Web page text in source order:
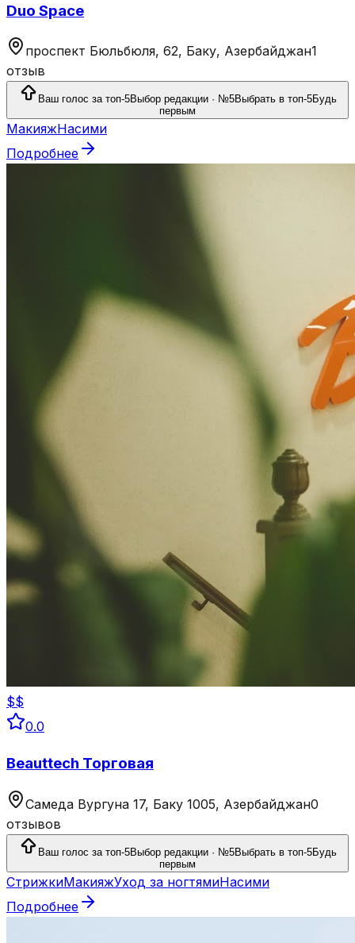
Duo Space
проспект Бюльбюля, 62, Баку, Азербайджан1
отзыв
Ваш голос за топ-5Выбор редакции · №5Выбрать в топ-5Будь
первым
МакияжНасими
Подробнее
$$
0.0
Beauttech Торговая
Самеда Вургуна 17, Баку 1005, Азербайджан0
отзывов
Ваш голос за топ-5Выбор редакции · №5Выбрать в топ-5Будь
первым
СтрижкиМакияжУход за ногтямиНасими
Подробнее